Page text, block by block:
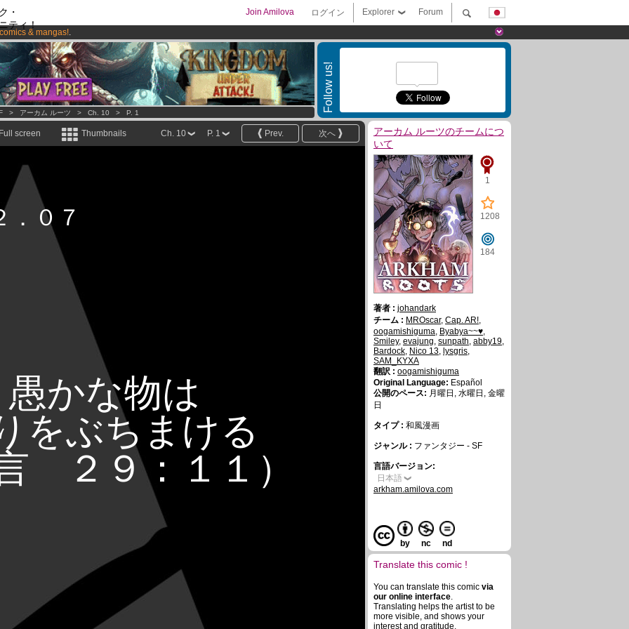
・
ティ！
Forum
Explorer
ログイン
Join Amilova
comics & mangas!.
per month !Get membership now
Follow us!
> アーカム ルーツ > Ch. 10 > P. 1
screen Thumbnails 次へ
Prev.
P. 1
Ch. 10
０７
愚かな物は
をぶちまける
２９：１１）
アーカム ルーツのチームにつ
いて
1
1208
184
著者 : johandark
チーム : MROscar, Cap. AR!,
oogamishiguma, Byabya~~♥,
Smiley, evajung, sunpath, abby19,
Bardock, Nico 13, lysgris,
SAM_KYXA
翻訳 : oogamishiguma
Original Language: Español
公開のペース: 月曜日, 水曜日, 金曜
日
タイプ : 和風漫画
ジャンル : ファンタジー - SF
言語バージョン:
日本語
arkham.amilova.com
by nc nd
Translate this comic !
You can translate this comic via
our online interface.
Translating helps the artist to be
more visible, and shows your
interest and gratitude.